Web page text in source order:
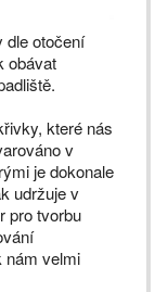
dle otočení
obávat
které nás
v
je dokonale
udržuje v
pro tvorbu
nám velmi